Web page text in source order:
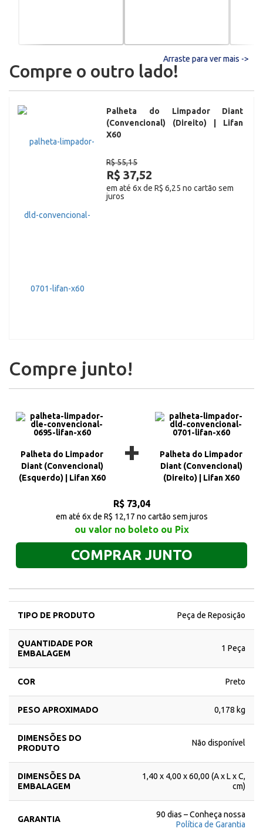
Arraste para ver mais ->
Compre o outro lado!
Palheta do Limpador Diant
(Convencional) (Direito) | Lifan
X60
R$ 55,15
R$ 37,52
em até 6x de R$ 6,25 no cartão sem
juros
Compre junto!
Palheta do Limpador
Diant (Convencional)
(Esquerdo) | Lifan X60
+
Palheta do Limpador
Diant (Convencional)
(Direito) | Lifan X60
R$ 73,04
em até 6x de R$ 12,17 no cartão sem juros
ou valor no boleto ou Pix
COMPRAR JUNTO
TIPO DE PRODUTO Peça de Reposição
QUANTIDADE POR
EMBALAGEM
1 Peça
COR Preto
PESO APROXIMADO 0,178 kg
DIMENSÕES DO
PRODUTO
Não disponível
DIMENSÕES DA
EMBALAGEM
1,40 x 4,00 x 60,00 (A x L x C,
cm)
GARANTIA
90 dias – Conheça nossa
Política de Garantia